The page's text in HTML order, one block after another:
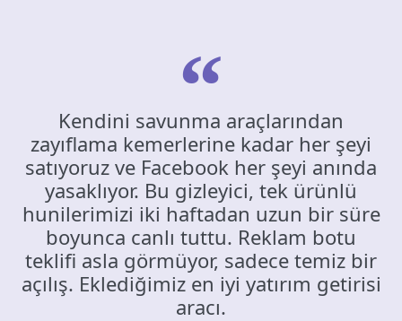
Kendini savunma araçlarından
zayıflama kemerlerine kadar her şeyi
satıyoruz ve Facebook her şeyi anında
yasaklıyor. Bu gizleyici, tek ürünlü
hunilerimizi iki haftadan uzun bir süre
boyunca canlı tuttu. Reklam botu
teklifi asla görmüyor, sadece temiz bir
açılış. Eklediğimiz en iyi yatırım getirisi
aracı.